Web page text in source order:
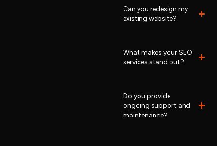
Can you redesign my
existing website?
What makes your SEO
services stand out?
Do you provide
ongoing support and
maintenance?